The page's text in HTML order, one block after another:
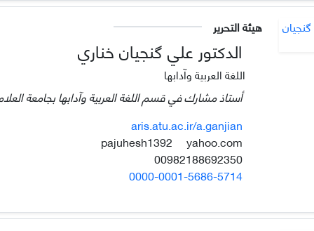
هيئة التحرير
الدكتور علي گنجيان خناري
اللغة العربية وآدابها
أستاذ مشارك في قسم اللغة العربية وآدابها بجامعة
aris.atu.ac.ir/a.ganjian
yahoo.com
0000-0001-5686-5714